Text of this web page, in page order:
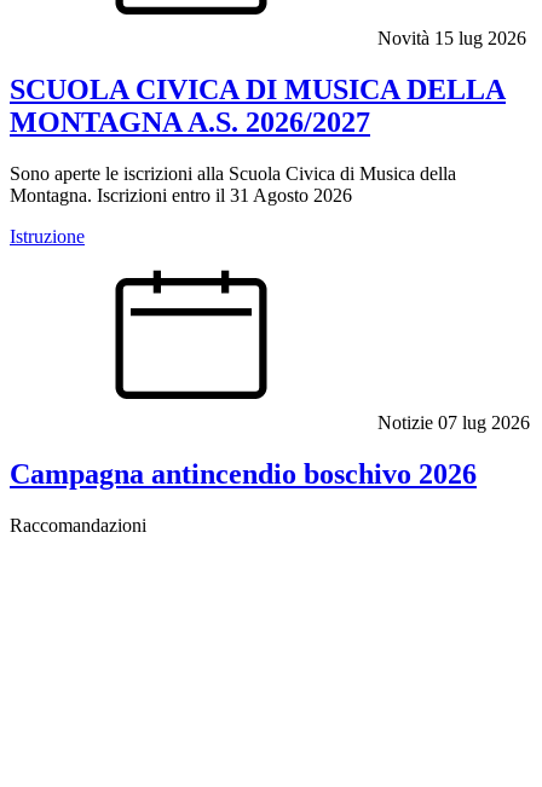
Novità 15 lug 2026
SCUOLA CIVICA DI MUSICA DELLA
MONTAGNA A.S. 2026/2027
Sono aperte le iscrizioni alla Scuola Civica di Musica della
Montagna. Iscrizioni entro il 31 Agosto 2026
Istruzione
Notizie 07 lug 2026
Campagna antincendio boschivo 2026
Raccomandazioni